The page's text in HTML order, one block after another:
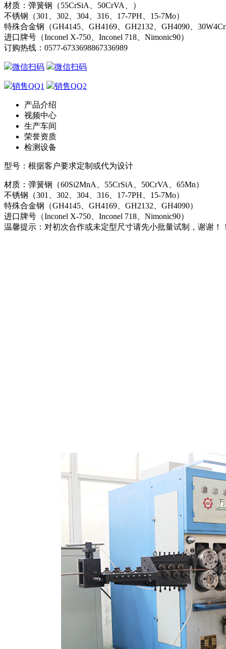
材质：弹簧钢（55CrSiA、50CrVA、）
不锈钢（301、302、304、316、17-7PH、15-7Mo）
特殊合金钢（GH4145、GH4169、GH2132、GH4090、
进口牌号（Inconel X-750、Inconel 718、Nimonic90）
订购热线： 0577-6733698867336989
微信扫码 微信扫码
销售QQ1 销售QQ2
产品介绍
视频中心
生产车间
荣誉资质
检测设备
型号：根据客户要求定制或代为设计
材质：弹簧钢（60Si2MnA、55CrSiA、50CrVA、65Mn）
不锈钢（301、302、304、316、17-7PH、15-7Mo）
特殊合金钢（GH4145、GH4169、GH2132、GH4090）
进口牌号（Inconel X-750、Inconel 718、Nimonic90）
温馨提示：对初次合作或未定型尺寸请先小批量试制，谢谢！